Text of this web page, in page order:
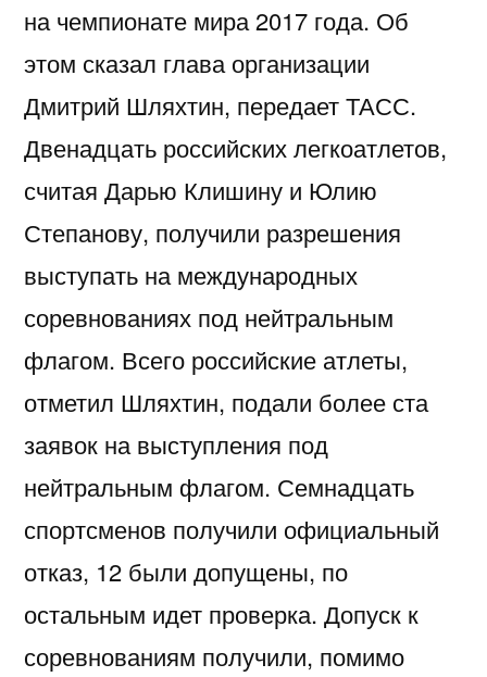
на чемпионате мира 2017 года. Об
этом сказал глава организации
Дмитрий Шляхтин, передает ТАСС.
Двенадцать российских легкоатлетов,
считая Дарью Клишину и Юлию
Степанову, получили разрешения
выступать на международных
соревнованиях под нейтральным
флагом. Всего российские атлеты,
отметил Шляхтин, подали более ста
заявок на выступления под
нейтральным флагом. Семнадцать
спортсменов получили официальный
отказ, 12 были допущены, по
остальным идет проверка. Допуск к
соревнованиям получили, помимо